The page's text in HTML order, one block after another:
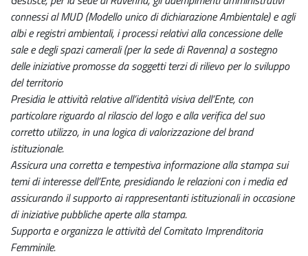
connessi al MUD (Modello unico di dichiarazione Ambientale) e agli
albi e registri ambientali, i processi relativi alla concessione delle
sale e degli spazi camerali (per la sede di Ravenna) a sostegno
delle iniziative promosse da soggetti terzi di rilievo per lo sviluppo
del territorio
Presidia le attività relative all’identità visiva dell’Ente, con
particolare riguardo al rilascio del logo e alla verifica del suo
corretto utilizzo, in una logica di valorizzazione del brand
istituzionale.
Assicura una corretta e tempestiva informazione alla stampa sui
temi di interesse dell’Ente, presidiando le relazioni con i media ed
assicurando il supporto ai rappresentanti istituzionali in occasione
di iniziative pubbliche aperte alla stampa.
Supporta e organizza le attività del Comitato Imprenditoria
Femminile.